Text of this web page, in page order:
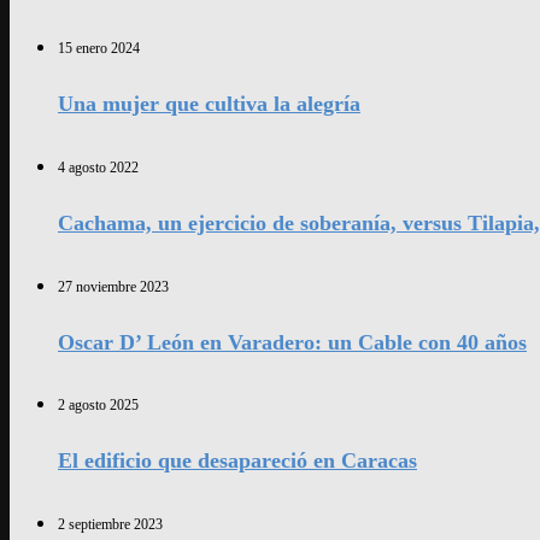
15 enero 2024
Una mujer que cultiva la alegría
4 agosto 2022
Cachama, un ejercicio de soberanía, versus
27 noviembre 2023
Oscar D’ León en Varadero: un Cable con 40 años
2 agosto 2025
El edificio que desapareció en Caracas
2 septiembre 2023